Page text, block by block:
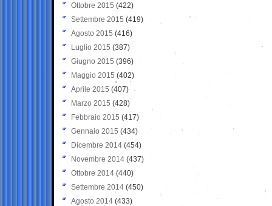
Ottobre 2015 (422)
Settembre 2015 (419)
Agosto 2015 (416)
Luglio 2015 (387)
Giugno 2015 (396)
Maggio 2015 (402)
Aprile 2015 (407)
Marzo 2015 (428)
Febbraio 2015 (417)
Gennaio 2015 (434)
Dicembre 2014 (454)
Novembre 2014 (437)
Ottobre 2014 (440)
Settembre 2014 (450)
Agosto 2014 (433)